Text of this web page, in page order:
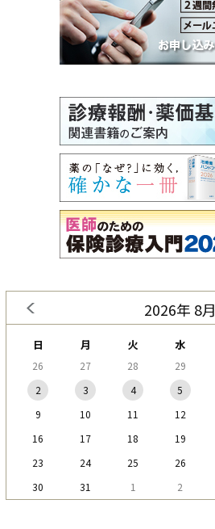
2026年 8月
日 月 火 水
26 27 28 29
2
3 4 5
9
10 11 12
16
17 18 19
23
24 25 26
30
31 1 2